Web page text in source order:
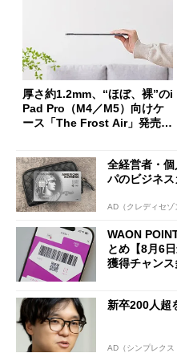
厚さ約1.2mm、“ほぼ、裸”のi
Pad Pro（M4／M5）向けケ
ース「The Frost Air」発売
全経営者・
パのビジネス
AD（クレディセゾ
WAON
とめ【8月6
獲得チャンス
新卒200人超
AD（シンプレクス